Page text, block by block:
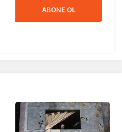
ABONE OL